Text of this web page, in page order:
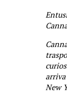
New